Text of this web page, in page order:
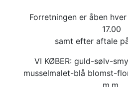
Forretningen er åben
17.00
samt efter aftale
VI KØBER: guld-sølv-
musselmalet-blå blomst-
m.m.